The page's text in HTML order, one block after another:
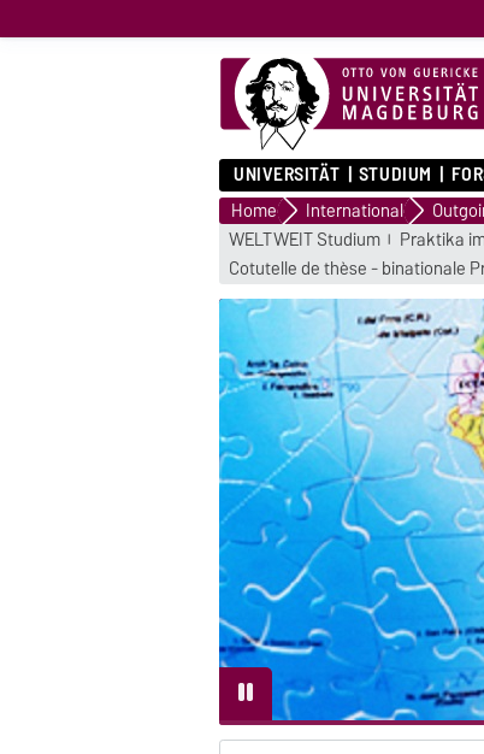
UNIVERSITÄT STUDIUM
Home International
WELTWEIT Studium
Praktika
Cotutelle de thèse - binationale